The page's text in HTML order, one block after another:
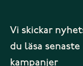
Vi skickar
du läsa
kampanjer